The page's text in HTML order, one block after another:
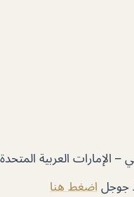
جوجل اضغط هنا